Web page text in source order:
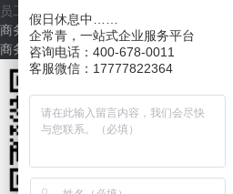
员工入口
商务合作
商务合作（shichang@qichangqing.com）
假日休息中……
企常青，一站式企业服务平台
咨询电话：400-678-0011
客服微信：17777822364